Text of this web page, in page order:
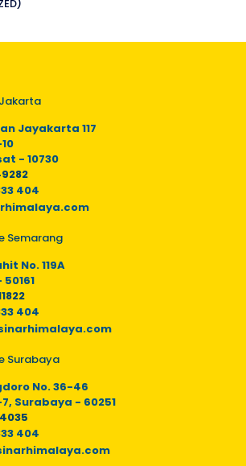
Jayakarta 117
- 10730
404
Semarang
No. 119A
404
Surabaya
No. 36-46
7, Surabaya - 60251
404